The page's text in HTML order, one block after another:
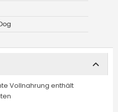
Vollnahrung enthält